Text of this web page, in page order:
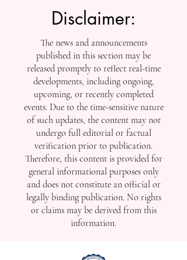
Disclaimer:
The news and announcements
published in this section may be
released promptly to reflect real-time
developments, including ongoing,
upcoming, or recently completed
events. Due to the time-sensitive nature
of such updates, the content may not
undergo full editorial or factual
verification prior to publication.
Therefore, this content is provided for
general informational purposes only
and does not constitute an official or
legally binding publication. No rights
or claims may be derived from this
information.